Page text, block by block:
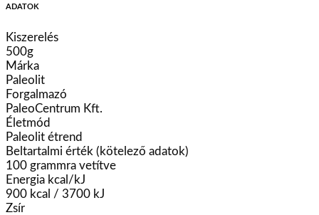
ADATOK
Kiszerelés
500g
Márka
Paleolit
Forgalmazó
PaleoCentrum Kft.
Életmód
Paleolit étrend
Beltartalmi érték (kötelező adatok)
100 grammra vetítve
Energia kcal/kJ
900 kcal / 3700 kJ
Zsír